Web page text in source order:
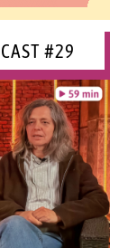
#29